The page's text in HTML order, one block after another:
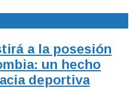
a la posesión
un hecho
deportiva